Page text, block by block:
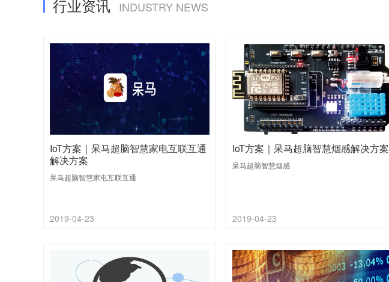
行业资讯 INDUSTRY NEWS
IoT⽅案｜呆马超脑智慧家电互联互通
解决⽅案
呆马超脑智慧家电互联互通
2019-04-23
IoT⽅案｜呆马超脑智慧烟感解决⽅案
呆马超脑智慧烟感
2019-04-23